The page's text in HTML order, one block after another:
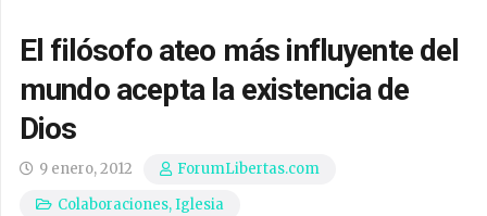
El filósofo ateo más influyente del
mundo acepta la existencia de
Dios
9 enero, 2012
ForumLibertas.com
Colaboraciones,Iglesia